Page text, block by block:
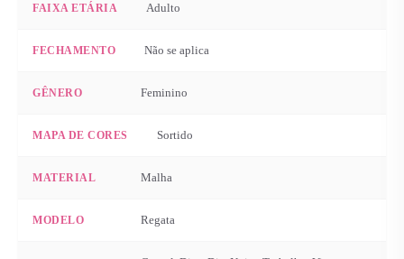
FAIXA ETÁRIA Adulto
FECHAMENTO Não se aplica
GÊNERO Feminino
MAPA DE CORES Sortido
MATERIAL Malha
MODELO Regata